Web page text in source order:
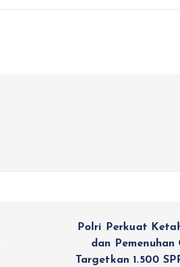
Polri Perkuat
dan
Targetkan 1.500